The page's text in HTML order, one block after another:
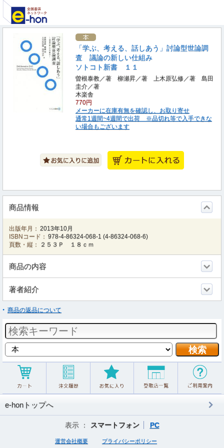
「学ぶ、考える、話しあう」討論型世論調
査 議論の新しい仕組み
ソトコト新書 １１
曽根泰教／著 柳瀬昇／著 上木原弘修／著 島田
圭介／著
木楽舎
770円
メーカーに在庫有無を確認し、お取り寄せ
通常1週間~4週間で出荷 ※品切れ等で入手できな
い場合もございます
商品情報
出版年月： 2013年10月
ISBNコード： 978-4-86324-068-1 (4-86324-068-6)
頁数・縦：
２５３Ｐ １８ｃｍ
商品の内容
著者紹介
商品の返品について
e-honトップへ
表示 ： スマートフォン PC
運営会社概要 プライバシーポリシー